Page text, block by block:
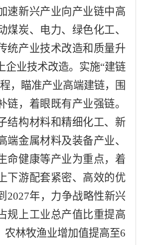
速新兴产业向产业链中高
煤炭、电力、绿色化工、
统产业技术改造和质量升
企业技术改造。实施“建链
，
瞄准产业高端建链，围
链，着眼既有产业强链。
结构材料和精细化工、新
端金属材料及装备产业、
命健康等产业为重点，着
下游配套紧密、高效的优
2027年，力争战略性新兴
规上工业总产值比重提高
农林牧渔业增加值提高至6